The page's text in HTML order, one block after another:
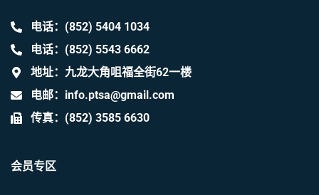
电话：(852) 5404 1034
电话：(852) 5543 6662
地址：九龙大角咀福全街62一楼
电邮：info.ptsa@gmail.com
传真：(852) 3585 6630
会员专区